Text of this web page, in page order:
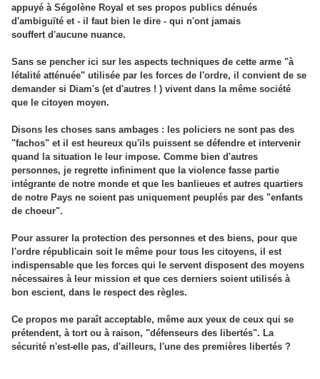
appuyé à Ségolène Royal et ses propos publics dénués
d'ambiguïté et - il faut bien le dire - qui n'ont jamais
souffert d'aucune nuance.
Sans se pencher ici sur les aspects techniques de cette arme "à
létalité atténuée" utilisée par les forces de l'ordre, il convient de se
demander si Diam's (et d'autres ! ) vivent dans la même société
que le citoyen moyen.
Disons les choses sans ambages : les policiers ne sont pas des
"fachos" et il est heureux qu'ils puissent se défendre et intervenir
quand la situation le leur impose. Comme bien d'autres
personnes, je regrette infiniment que la violence fasse partie
intégrante de notre monde et que les banlieues et autres quartiers
de notre Pays ne soient pas uniquement peuplés par des "enfants
de choeur".
Pour assurer la protection des personnes et des biens, pour que
l'ordre républicain soit le même pour tous les citoyens, il est
indispensable que les forces qui le servent disposent des moyens
nécessaires à leur mission et que ces derniers soient utilisés à
bon escient, dans le respect des règles.
Ce propos me paraît acceptable, même aux yeux de ceux qui se
prétendent, à tort ou à raison, "défenseurs des libertés". La
sécurité n'est-elle pas, d'ailleurs, l'une des premières libertés ?